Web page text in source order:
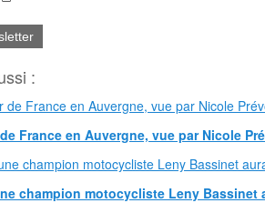
:
France en Auvergne, vue par Nicole
champion motocycliste Leny Bassinet